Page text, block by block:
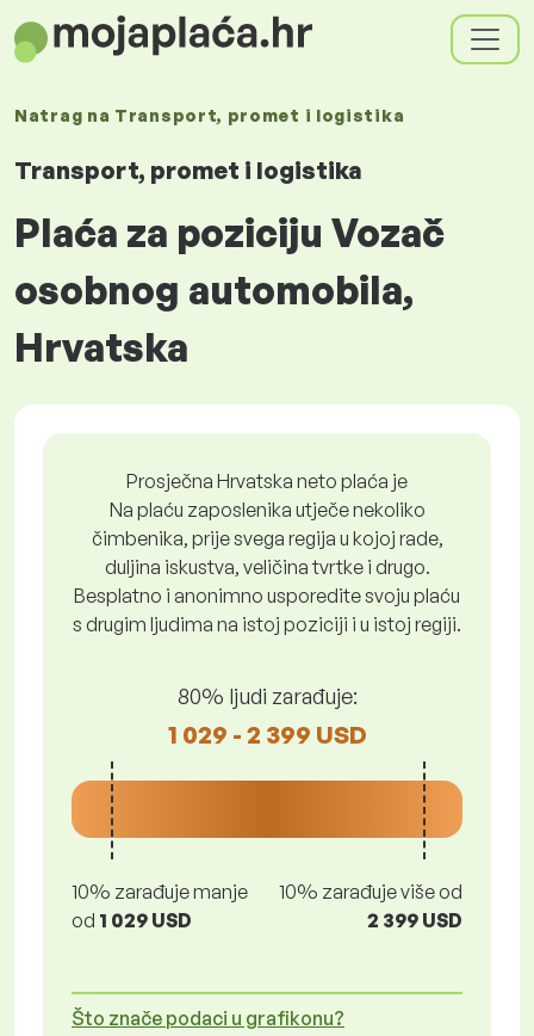
Natrag na Transport, promet i logistika
Transport, promet i logistika
Plaća za poziciju Vozač
osobnog automobila,
Hrvatska
Prosječna Hrvatska neto plaća je
Na plaću zaposlenika utječe nekoliko
čimbenika, prije svega regija u kojoj rade,
duljina iskustva, veličina tvrtke i drugo.
Besplatno i anonimno usporedite svoju plaću
s drugim ljudima na istoj poziciji i u istoj regiji.
80% ljudi zarađuje:
1 029 - 2 399 USD
10% zarađuje manje
od 1 029 USD
10% zarađuje više od
2 399 USD
Što znače podaci u grafikonu?